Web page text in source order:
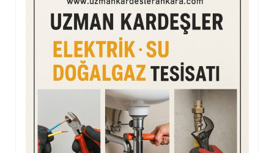
Fotoğraf Galerisi